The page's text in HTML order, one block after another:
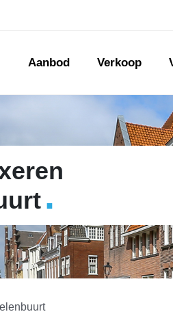
Aanbod Verkoop
.